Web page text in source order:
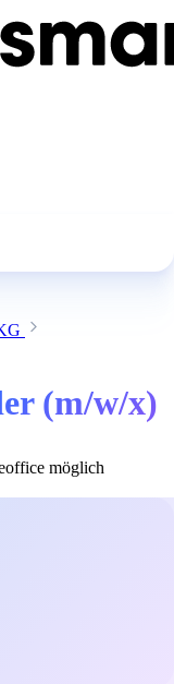
(m/w/x)
möglich